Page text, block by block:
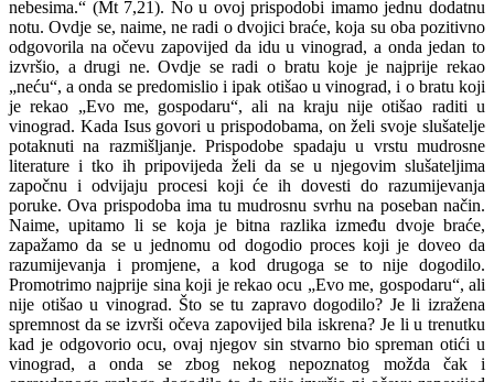
nebesima.“ (Mt 7,21). No u ovoj prispodobi imamo jednu dodatnu
notu. Ovdje se, naime, ne radi o dvojici braće, koja su oba pozitivno
odgovorila na očevu zapovijed da idu u vinograd, a onda jedan to
izvršio, a drugi ne. Ovdje se radi o bratu koje je najprije rekao
„neću“, a onda se predomislio i ipak otišao u vinograd, i o bratu koji
je rekao „Evo me, gospodaru“, ali na kraju nije otišao raditi u
vinograd. Kada Isus govori u prispodobama, on želi svoje slušatelje
potaknuti na razmišljanje. Prispodobe spadaju u vrstu mudrosne
literature i tko ih pripovijeda želi da se u njegovim slušateljima
započnu i odvijaju procesi koji će ih dovesti do razumijevanja
poruke. Ova prispodoba ima tu mudrosnu svrhu na poseban način.
Naime, upitamo li se koja je bitna razlika između dvoje braće,
zapažamo da se u jednomu od dogodio proces koji je doveo da
razumijevanja i promjene, a kod drugoga se to nije dogodilo.
Promotrimo najprije sina koji je rekao ocu „Evo me, gospodaru“, ali
nije otišao u vinograd. Što se tu zapravo dogodilo? Je li izražena
spremnost da se izvrši očeva zapovijed bila iskrena? Je li u trenutku
kad je odgovorio ocu, ovaj njegov sin stvarno bio spreman otići u
vinograd, a onda se zbog nekog nepoznatog možda čak i